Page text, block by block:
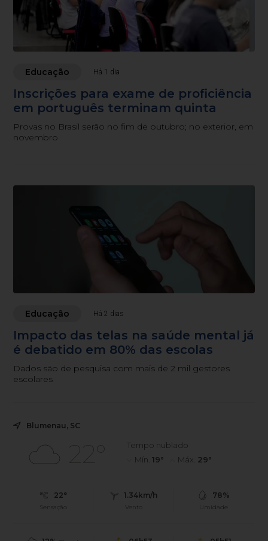
Educação Há 1 dia
Inscrições para exame de proficiência
em português terminam quinta
Provas no Brasil serão no fim de outubro; no exterior, em
novembro
Educação Há 2 dias
Impacto das telas na saúde mental já
é debatido em 80% das escolas
Dados são de pesquisa com mais de 2 mil gestores
escolares
Blumenau, SC
22°
Tempo nublado
Mín. 19° Máx. 29°
22°
Sensação
1.34km/h
Vento
78%
Umidade